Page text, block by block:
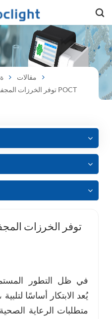
مقالات
توفر الخرزات المجففة بالتجميد حلاً فعالاً لأنظمة POCT
توفر الخرزات
في ظل التطور
متطلبات الرعاية